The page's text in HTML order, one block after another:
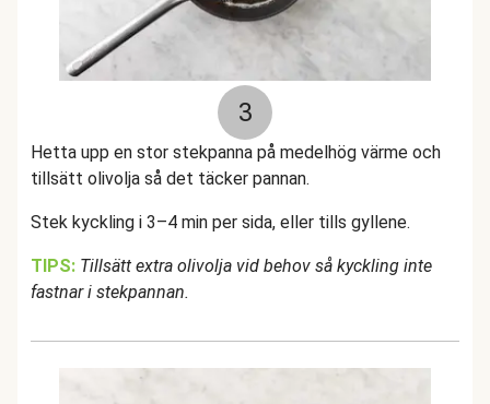
3
Hetta upp en stor stekpanna på medelhög värme och
tillsätt olivolja så det täcker pannan.
Stek kyckling i 3–4 min per sida, eller tills gyllene.
TIPS: Tillsätt extra olivolja vid behov så kyckling inte
fastnar i stekpannan.